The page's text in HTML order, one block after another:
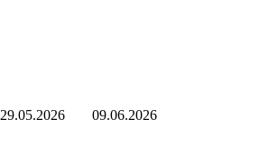
29.05.2026 09.06.2026